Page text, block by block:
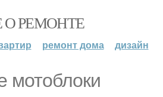
О РЕМОНТЕ
ремонт дома дизайн
мотоблоки